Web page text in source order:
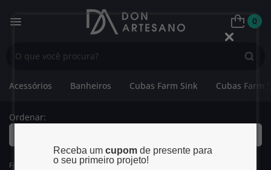
Receba um cupom de presente para
o seu primeiro projeto!
0
Acessórios Banheiros Cubas Farm Sink Cubas Farm
Ordenar:
Filtros: